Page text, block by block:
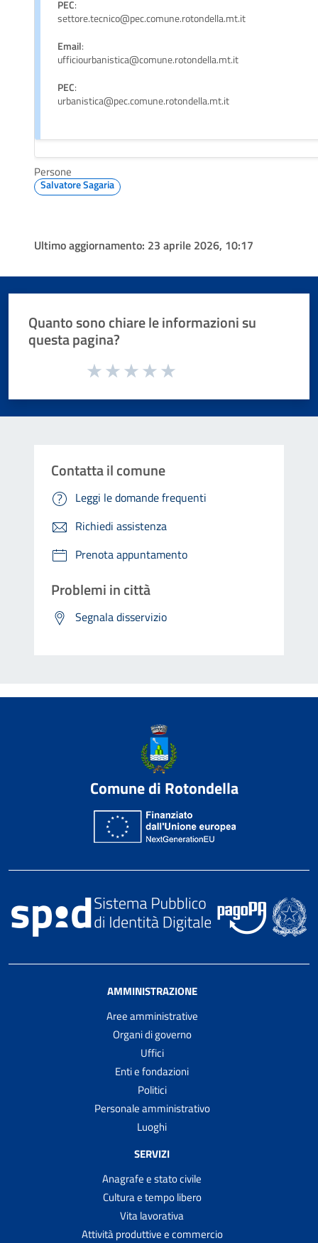
PEC:
settore.tecnico@pec.comune.rotondella.mt.it
Email:
ufficiourbanistica@comune.rotondella.mt.it
PEC:
urbanistica@pec.comune.rotondella.mt.it
Persone
Salvatore Sagaria
Ultimo aggiornamento: 23 aprile 2026, 10:17
Quanto sono chiare le informazioni su
questa pagina?
Valuta da 1 a 5 stelle la pagina
Contatta il comune
Leggi le domande frequenti
Richiedi assistenza
Prenota appuntamento
Problemi in città
Segnala disservizio
Comune di Rotondella
AMMINISTRAZIONE
Aree amministrative
Organi di governo
Uffici
Enti e fondazioni
Politici
Personale amministrativo
Luoghi
SERVIZI
Anagrafe e stato civile
Cultura e tempo libero
Vita lavorativa
Attività produttive e commercio